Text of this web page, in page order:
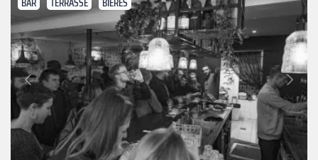
Précédent
Suivant